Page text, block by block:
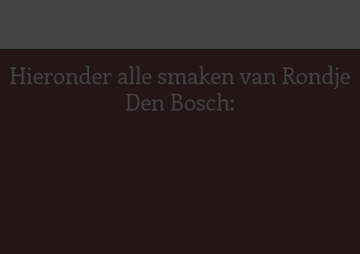
Hieronder alle smaken van Rondje
Den Bosch: